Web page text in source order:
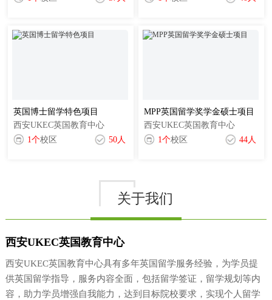
英国博士留学特色项目
西安UKEC英国教育中心
1个校区 50人
MPP英国留学奖学金硕士项目
西安UKEC英国教育中心
1个校区 44人
关于我们
西安UKEC英国教育中心
西安UKEC英国教育中心具有多年英国留学服务经验，为学员提
供英国留学指导，服务内容全面，包括留学签证，留学规划等内
容，助力学员增强自我能力，达到目标院校要求，实现个人留学